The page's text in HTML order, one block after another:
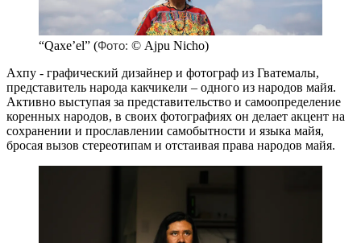
“Qaxe’el” (Фото: © Ajpu Nicho)
Ахпу - графический дизайнер и фотограф из Гватемалы,
представитель народа какчикели – одного из народов майя.
Активно выступая за представительство и самоопределение
коренных народов, в своих фотографиях он делает акцент на
сохранении и прославлении самобытности и языка майя,
бросая вызов стереотипам и отстаивая права народов майя.